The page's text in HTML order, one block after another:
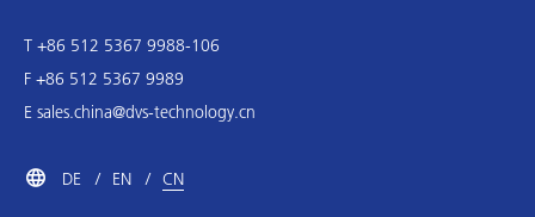
T +86 512 5367 9988-106
F +86 512 5367 9989
E sales.china@dvs-technology.cn
DE EN CN